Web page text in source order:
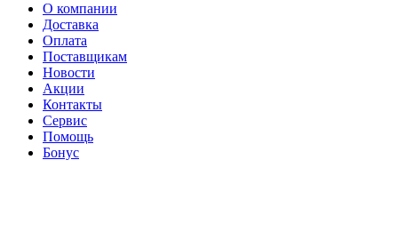
О компании
Доставка
Оплата
Поставщикам
Новости
Акции
Контакты
Сервис
Помощь
Бонус